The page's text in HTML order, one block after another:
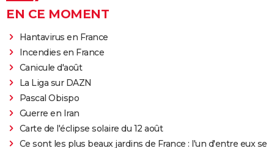
EN CE MOMENT
Hantavirus en France
Incendies en France
Canicule d'août
La Liga sur DAZN
Pascal Obispo
Guerre en Iran
Carte de l'éclipse solaire du 12 août
Ce sont les plus beaux jardins de France : l'un d'entre eux se